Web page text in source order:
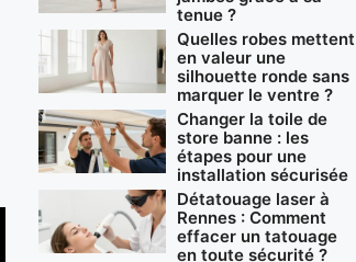
tenue ?
Quelles robes mettent
en valeur une
silhouette ronde sans
marquer le ventre ?
Changer la toile de
store banne : les
étapes pour une
installation sécurisée
Détatouage laser à
Rennes : Comment
effacer un tatouage
en toute sécurité ?